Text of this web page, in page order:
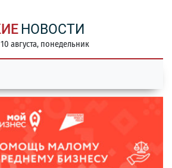
НОВОСТИ
10 августа, понедельник